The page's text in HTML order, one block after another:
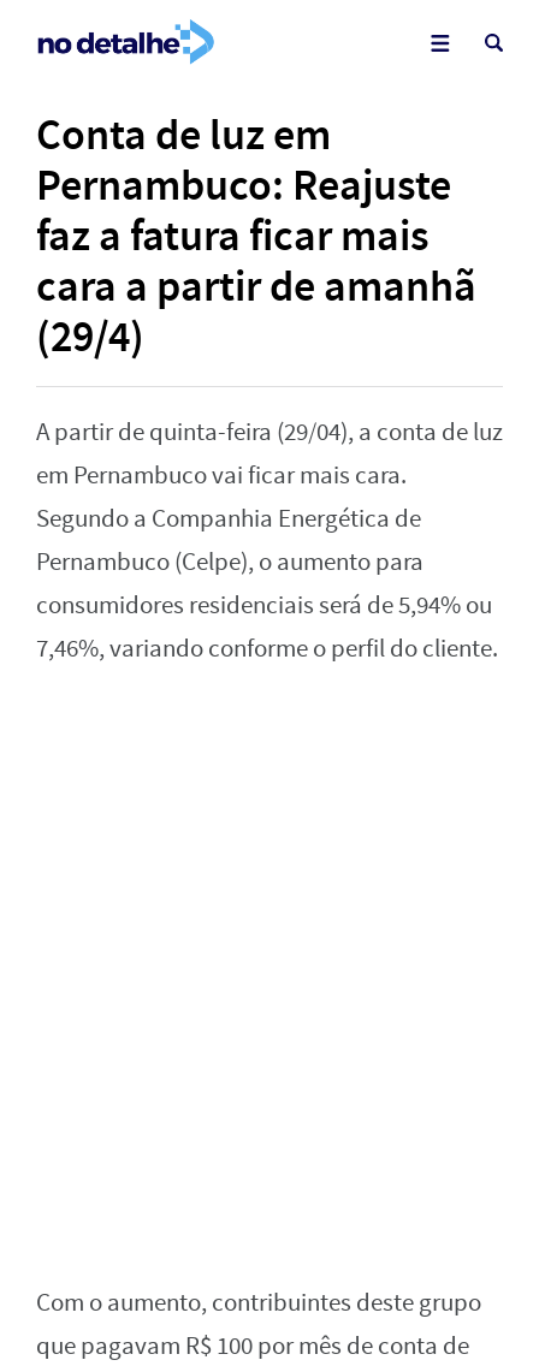
Conta de luz em
Pernambuco: Reajuste
faz a fatura ficar mais
cara a partir de amanhã
(29/4)
A partir de quinta-feira (29/04), a conta de luz
em Pernambuco vai ficar mais cara.
Segundo a Companhia Energética de
Pernambuco (Celpe), o aumento para
consumidores residenciais será de 5,94% ou
7,46%, variando conforme o perfil do cliente.
Com o aumento, contribuintes deste grupo
que pagavam R$ 100 por mês de conta de